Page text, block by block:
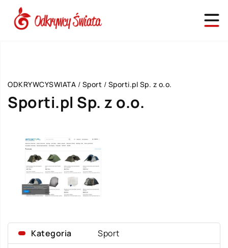
ODKRYWCYSWIATA / Sport / Sporti.pl Sp. z o.o.
Sporti.pl Sp. z o.o.
Kategoria
Sport